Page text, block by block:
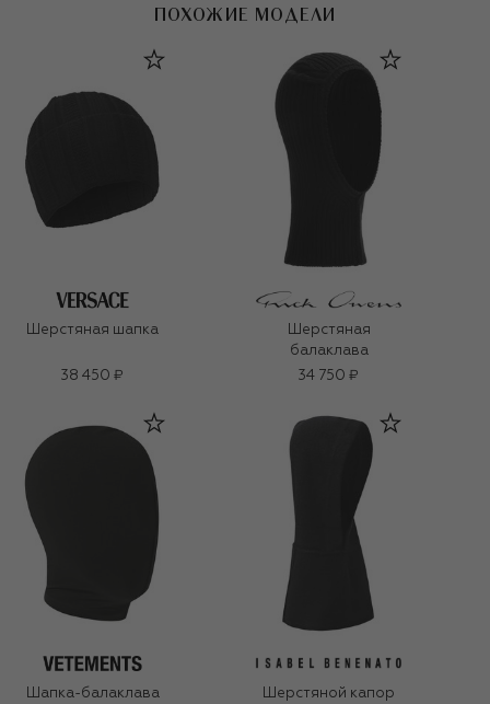
ПОХОЖИЕ МОДЕЛИ
Шерстяная шапка
38 450 ₽
Шерстяная
балаклава
34 750 ₽
Шапка-балаклава Шерстяной капор